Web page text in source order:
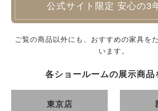
公式サイト限定 安心の3
ご覧の商品以外にも、おすすめの家具を
います。
各ショールームの展示商品
東京店